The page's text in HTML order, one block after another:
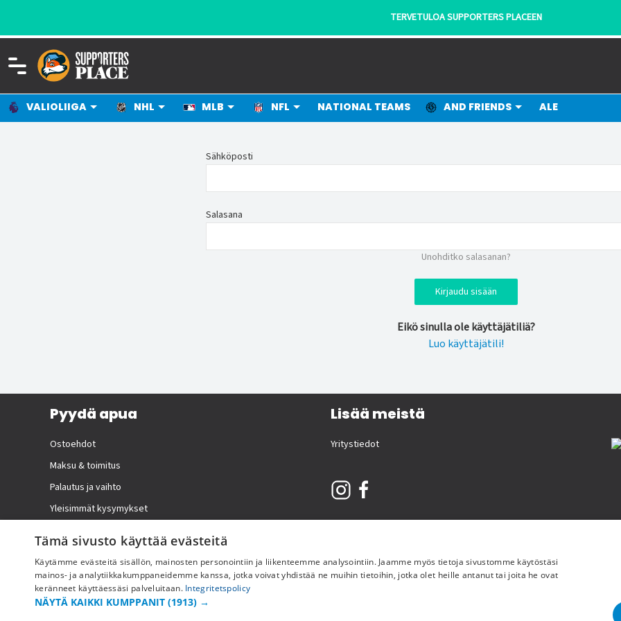
TERVETULOA SUPPORTERS PLACEEN
VALIOLIIGA NHL MLB NFL NATIONAL TEAMS AND FRIENDS ALE
Sähköposti
Salasana
Unohditko salasanan?
Kirjaudu sisään
Eikö sinulla ole käyttäjätiliä?
Luo käyttäjätili!
Pyydä apua
Ostoehdot
Maksu & toimitus
Palautus ja vaihto
Yleisimmät kysymykset
Lisää meistä
Yritystiedot
Tämä sivusto käyttää evästeitä
Käytämme evästeitä sisällön, mainosten personointiin ja liikenteemme analysointiin. Jaamme myös tietoja sivustomme käytöstäsi
mainos- ja analytiikkakumppaneidemme kanssa, jotka voivat yhdistää ne muihin tietoihin, jotka olet heille antanut tai joita he ovat
keränneet käyttäessäsi palveluitaan. Integritetspolicy
NÄYTÄ KAIKKI KUMPPANIT (1913) →